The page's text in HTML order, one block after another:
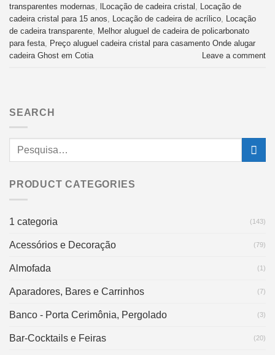
transparentes modernas
lLocação de cadeira cristal
Locação de
cadeira cristal para 15 anos
Locação de cadeira de acrílico
Locação
de cadeira transparente
Melhor aluguel de cadeira de policarbonato
para festa
Preço aluguel cadeira cristal para casamento Onde alugar
cadeira Ghost em Cotia
Leave a comment
SEARCH
PRODUCT CATEGORIES
1 categoria (143)
Acessórios e Decoração (79)
Almofada (1)
Aparadores, Bares e Carrinhos (7)
Banco - Porta Cerimônia, Pergolado (3)
Bar-Cocktails e Feiras (20)